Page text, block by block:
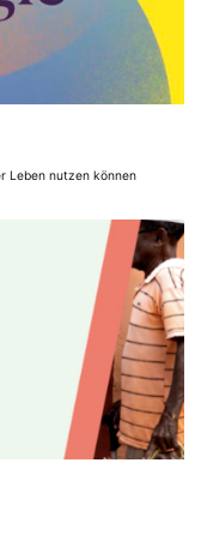
Leben nutzen können